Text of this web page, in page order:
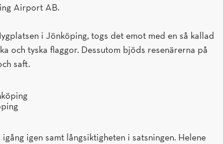
Airport AB.
i Jönköping, togs det emot med en så kallad
och tyska flaggor. Dessutom bjöds resenärerna på
saft.
igen samt långsiktigheten i satsningen. Helene